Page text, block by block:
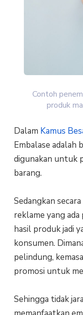
Contoh
produk
Dalam Kamus
Embalase adalah
digunakan untuk
barang.
Sedangkan
reklame yang
hasil produk jadi
konsumen.
pelindung,
promosi untuk
Sehingga tidak